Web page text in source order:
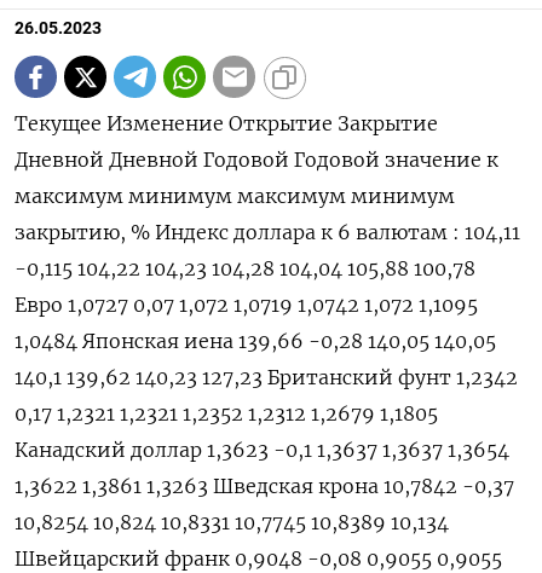
26.05.2023
Текущее Изменение Открытие Закрытие
Дневной Дневной Годовой Годовой значение к
максимум минимум максимум минимум
закрытию, % Индекс доллара к 6 валютам : 104,11
-0,115 104,22 104,23 104,28 104,04 105,88 100,78
Евро 1,0727 0,07 1,072 1,0719 1,0742 1,072 1,1095
1,0484 Японская иена 139,66 -0,28 140,05 140,05
140,1 139,62 140,23 127,23 Британский фунт 1,2342
0,17 1,2321 1,2321 1,2352 1,2312 1,2679 1,1805
Канадский доллар 1,3623 -0,1 1,3637 1,3637 1,3654
1,3622 1,3861 1,3263 Шведская крона 10,7842 -0,37
10,8254 10,824 10,8331 10,7745 10,8389 10,134
Швейцарский франк 0,9048 -0,08 0,9055 0,9055